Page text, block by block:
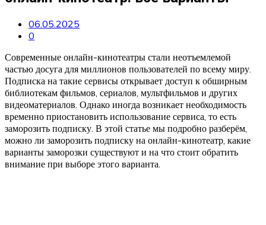
06.05.2025
0
Современные онлайн-кинотеатры стали неотъемлемой
частью досуга для миллионов пользователей по всему миру.
Подписка на такие сервисы открывает доступ к обширным
библиотекам фильмов, сериалов, мультфильмов и других
видеоматериалов. Однако иногда возникает необходимость
временно приостановить использование сервиса, то есть
заморозить подписку. В этой статье мы подробно разберём,
можно ли заморозить подписку на онлайн-кинотеатр, какие
варианты заморозки существуют и на что стоит обратить
внимание при выборе этого варианта.